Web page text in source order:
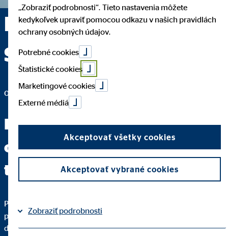
Marián Romančík —
Skalica
okresný riaditeľ pre OVB Allfinanz Slovensko a.s.
Keď dokážete jasne položiť
otázku, máte za sebou dve
tretiny cesty k odpovedi.
Pre kvalitné finančné sprostredkovanie je dôležité, aby ste
pochopili každý krok. Podrobne vám vysvetlím, prečo vám
dané finančné riešenie odporúčam a do akej miery spĺňa vaše
„Zobraziť podrobnosti“. Tieto nastavenia môžete
kedykoľvek upraviť pomocou odkazu v našich pravidlách
ochrany osobných údajov.
Potrebné cookies
Štatistické cookies
Marketingové cookies
Externé médiá
Akceptovať všetky cookies
Akceptovať vybrané cookies
Zobraziť podrobnosti